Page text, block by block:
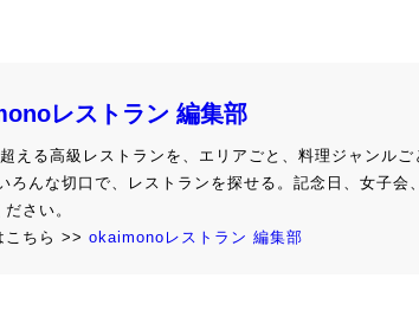
レストラン 編集部
える高級レストランを、エリアごと、料理ジャンル
ろんな切口で、レストランを探せる。記念日、女子会
さい。
こちら >> okaimonoレストラン 編集部